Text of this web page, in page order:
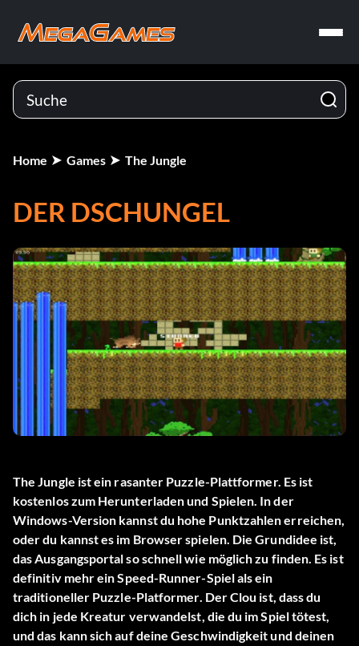
Home Games The Jungle
DER DSCHUNGEL
The Jungle ist ein rasanter Puzzle-Plattformer. Es ist
kostenlos zum Herunterladen und Spielen. In der
Windows-Version kannst du hohe Punktzahlen erreichen,
oder du kannst es im Browser spielen. Die Grundidee ist,
das Ausgangsportal so schnell wie möglich zu finden. Es ist
definitiv mehr ein Speed-Runner-Spiel als ein
traditioneller Puzzle-Platformer. Der Clou ist, dass du
dich in jede Kreatur verwandelst, die du im Spiel tötest,
und das kann sich auf deine Geschwindigkeit und deinen